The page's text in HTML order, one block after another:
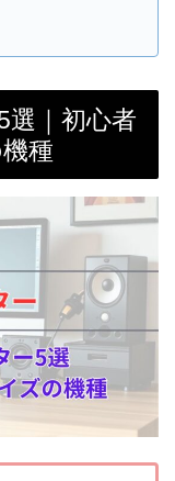
選｜初心者
種